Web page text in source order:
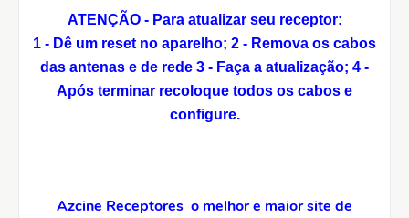
ATENÇÃO - Para atualizar seu receptor:
1 - Dê um reset no aparelho; 2 - Remova os cabos
das antenas e de rede 3 - Faça a atualização; 4 -
Após terminar recoloque todos os cabos e
configure.
Azcine Receptores o melhor e maior site de